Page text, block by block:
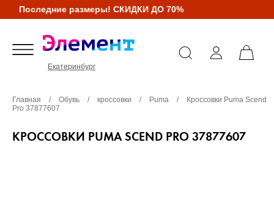
Последние размеры! СКИДКИ ДО 70%
Екатеринбург
Главная / Обувь / кроссовки / Puma /
Кроссовки Puma Scend
Pro 37877607
КРОССОВКИ PUMA SCEND PRO 37877607